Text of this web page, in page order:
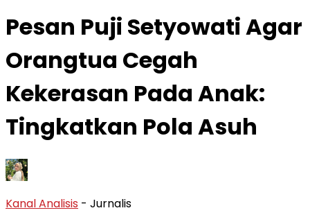
Pesan Puji Setyowati Agar
Orangtua Cegah
Kekerasan Pada Anak:
Tingkatkan Pola Asuh
Kanal Analisis - Jurnalis